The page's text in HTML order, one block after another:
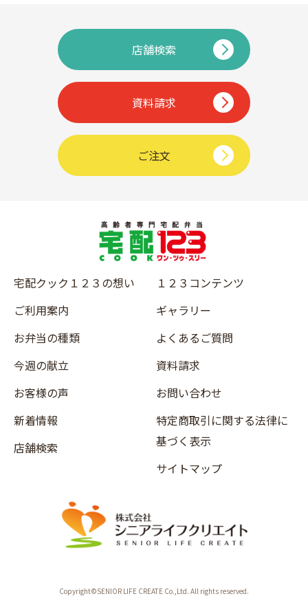
店舗検索
資料請求
ご注文
宅配クック１２３の想い
ご利用案内
お弁当の種類
今週の献立
お客様の声
新着情報
店舗検索
１２３コンテンツ
ギャラリー
よくあるご質問
資料請求
お問い合わせ
特定商取引に関する法律に
基づく表示
サイトマップ
Copyright©SENIOR LIFE CREATE Co.,Ltd. All rights reserved.